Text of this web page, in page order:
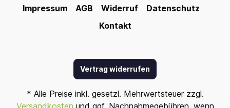
Impressum AGB Widerruf
Datenschutz
Kontakt
Vertrag widerrufen
* Alle Preise inkl. gesetzl. Mehrwertsteuer zzgl.
Versandkosten und ggf. Nachnahmegebühren, wenn